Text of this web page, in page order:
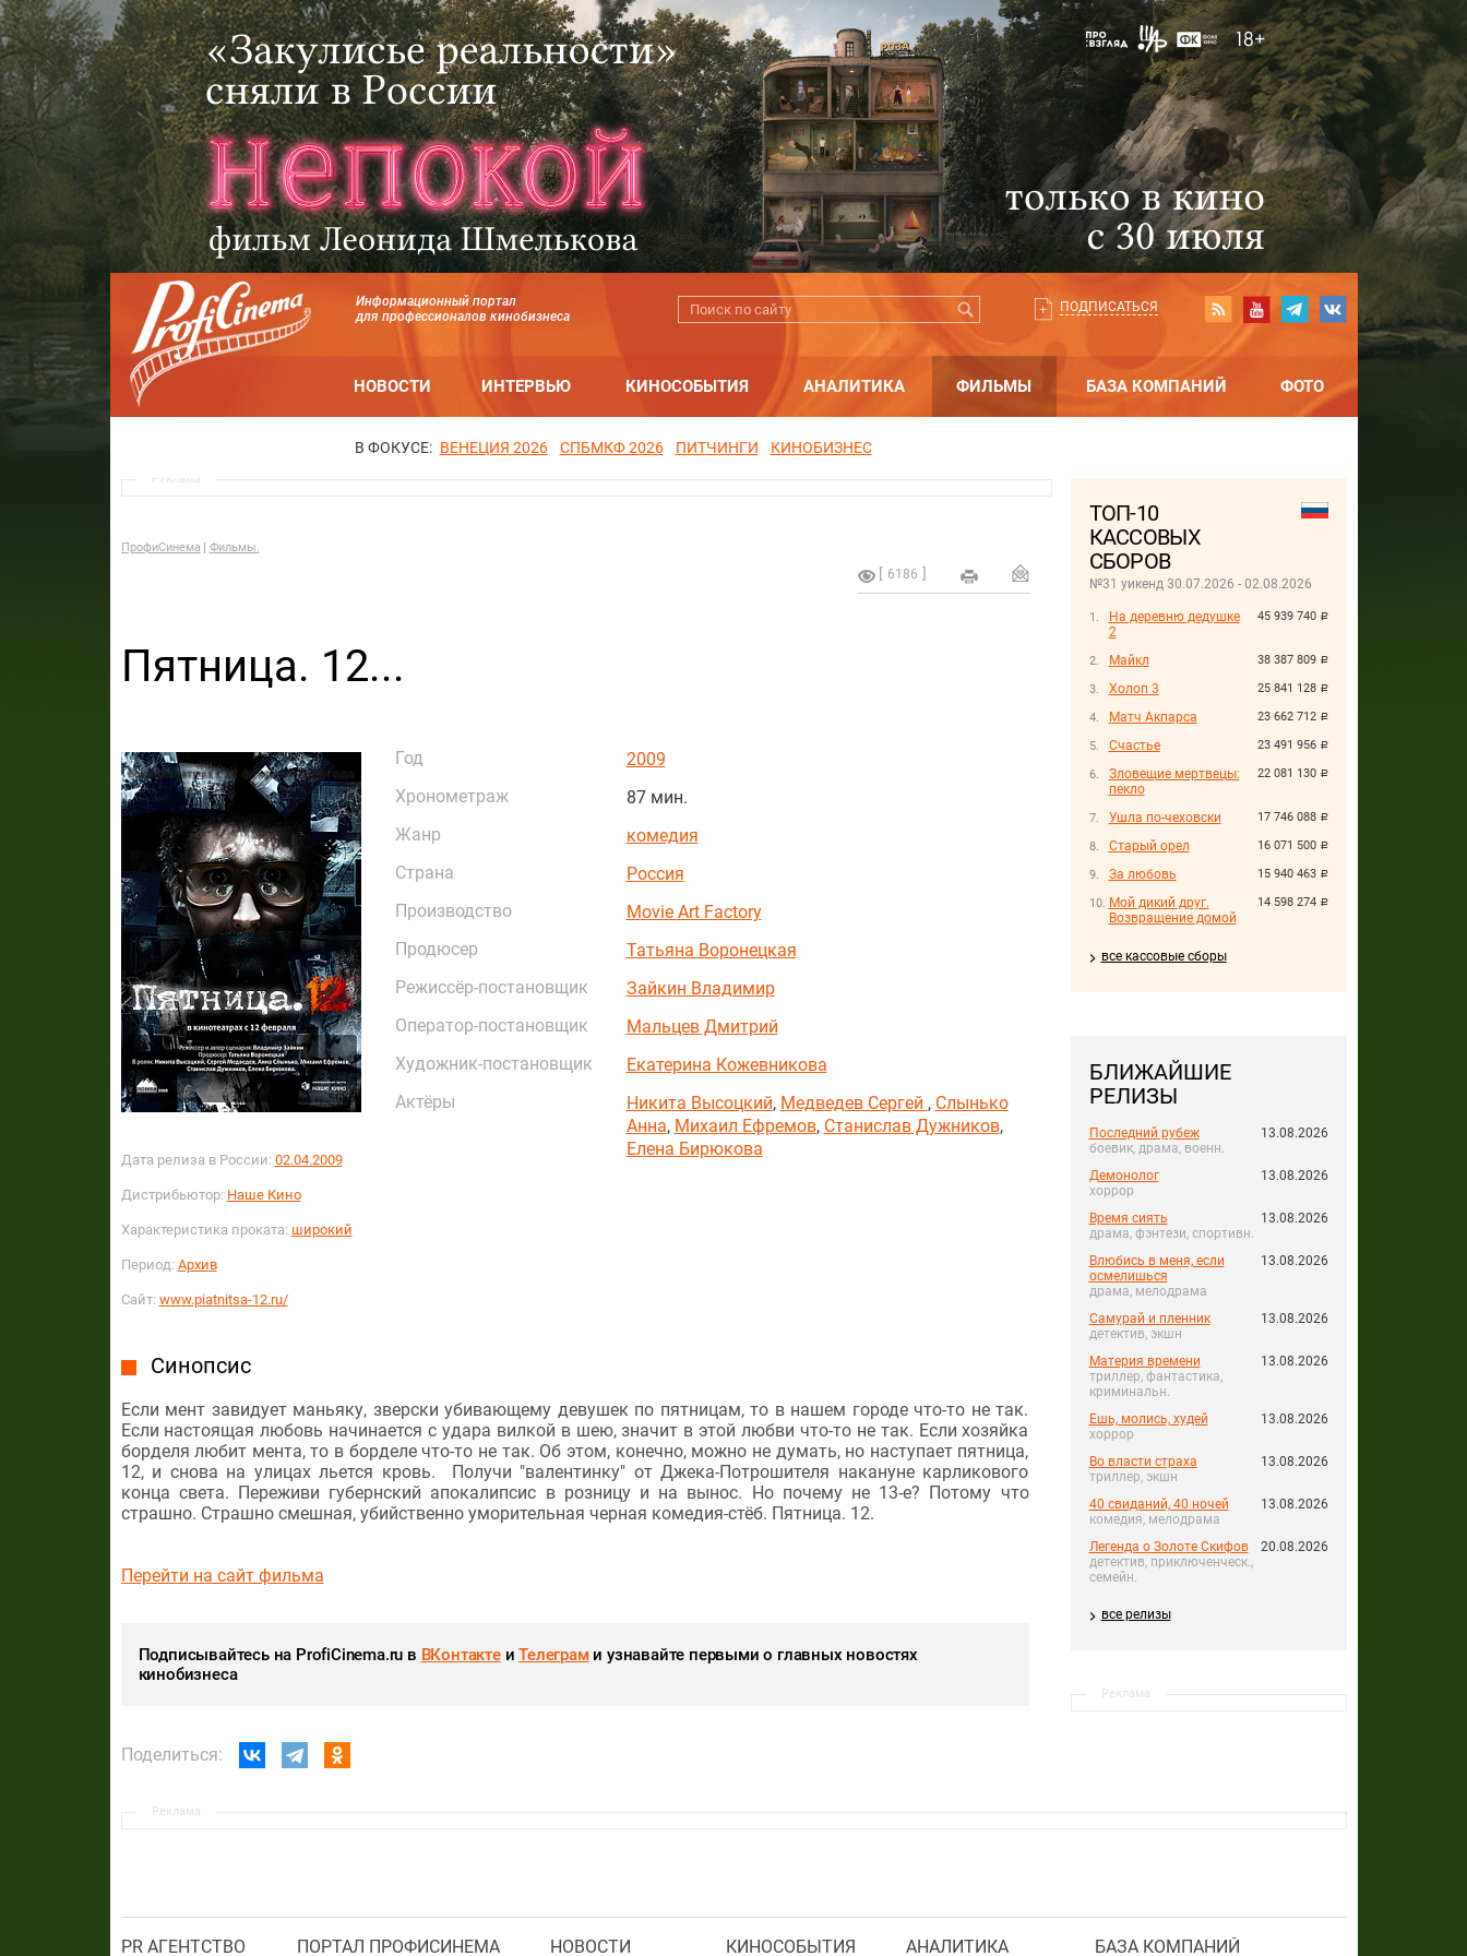
Информационный портал
для профессионалов кинобизнеса
ПОДПИСАТЬСЯ
НОВОСТИ ИНТЕРВЬЮ КИНОСОБЫТИЯ АНАЛИТИКА ФИЛЬМЫ БАЗА КОМПАНИЙ ФОТО
В ФОКУСЕ: ВЕНЕЦИЯ 2026 СПБМКФ 2026 ПИТЧИНГИ КИНОБИЗНЕС
ТОП-10
КАССОВЫХ
СБОРОВ
№31 уикенд 30.07.2026 - 02.08.2026
45 939 740 руб.
На деревню дедушке
2
38 387 809 руб.
Майкл
25 841 128 руб.
Холоп 3
23 662 712 руб.
Матч Акпарса
23 491 956 руб.
Счастье
22 081 130 руб.
Зловещие мертвецы:
пекло
17 746 088 руб.
Ушла по-чеховски
16 071 500 руб.
Старый орел
15 940 463 руб.
За любовь
14 598 274 руб.
Мой дикий друг.
Возвращение домой
все кассовые сборы
БЛИЖАЙШИЕ
РЕЛИЗЫ
Последний рубеж
боевик, драма, военн.
13.08.2026
Демонолог
хоррор
13.08.2026
Время сиять
драма, фэнтези, спортивн.
13.08.2026
Влюбись в меня, если
осмелишься
драма, мелодрама
13.08.2026
Самурай и пленник
детектив, экшн
13.08.2026
Материя времени
триллер, фантастика,
криминальн.
13.08.2026
Ешь, молись, худей
хоррор
13.08.2026
Во власти страха
триллер, экшн
13.08.2026
40 свиданий, 40 ночей
комедия, мелодрама
13.08.2026
Легенда о Золоте Скифов
детектив, приключенческ.,
семейн.
20.08.2026
все релизы
Реклама
Реклама
ПрофиСинема Фильмы.
6186
Пятница. 12...
Дата релиза в России: 02.04.2009
Дистрибьютор: Наше Кино
Характеристика проката: широкий
Период: Архив
Сайт: www.piatnitsa-12.ru/
Год
2009
Хронометраж
87 мин.
Жанр
комедия
Страна
Россия
Производство
Movie Art Factory
Продюсер
Татьяна Воронецкая
Режиссёр-постановщик
Зайкин Владимир
Оператор-постановщик
Мальцев Дмитрий
Художник-постановщик
Екатерина Кожевникова
Актёры
Никита Высоцкий, Медведев Сергей , Слынько
Анна, Михаил Ефремов, Станислав Дужников,
Елена Бирюкова
Синопсис
Если мент завидует маньяку, зверски убивающему девушек по пятницам, то в нашем городе что-то не так.
Если настоящая любовь начинается с удара вилкой в шею, значит в этой любви что-то не так. Если хозяйка
борделя любит мента, то в борделе что-то не так. Об этом, конечно, можно не думать, но наступает пятница,
12, и снова на улицах льется кровь. Получи "валентинку" от Джека-Потрошителя накануне карликового
конца света. Переживи губернский апокалипсис в розницу и на вынос. Но почему не 13-е? Потому что
страшно. Страшно смешная, убийственно уморительная черная комедия-стёб. Пятница. 12.
Перейти на сайт фильма
Подписывайтесь на ProfiCinema.ru в ВКонтактеиТелеграми узнавайте первыми о главных новостях
кинобизнеса
Поделиться:
Реклама
PR АГЕНТСТВО ПОРТАЛ ПРОФИСИНЕМА НОВОСТИ КИНОСОБЫТИЯ АНАЛИТИКА БАЗА КОМПАНИЙ